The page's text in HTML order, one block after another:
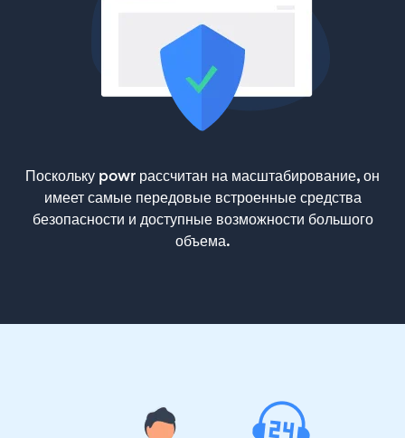
Поскольку powr рассчитан на масштабирование, он
имеет самые передовые встроенные средства
безопасности и доступные возможности большого
объема.